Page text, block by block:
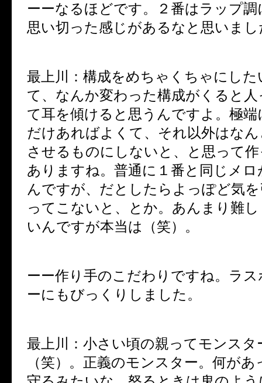
ーーなるほどです。２番はラップ
思い切った感じがあるなと思いまし
最上川：構成をめちゃくちゃにし
て、なんか変わった構成がくると
て耳を傾けると思うんですよ。極
だけあればよくて、それ以外はな
させるものにしないと、と思って
ありますね。普通に１番と同じメ
んですが、だとしたらよっぽど気
ってこないと、とか。あんまり難
いんですが本当は（笑）。
ーー作り手のこだわりですね。ラ
ーにもびっくりしました。
最上川：小さい頃の親ってモンス
（笑）。正義のモンスター。何が